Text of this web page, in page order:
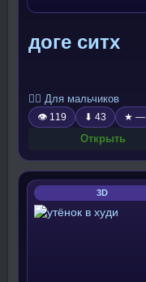
доге ситх
🧍‍♂️ Для мальчиков
👁 119 ⬇ 43 ★ —
Открыть
3D